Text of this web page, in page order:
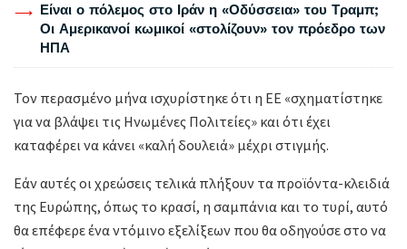
Είναι ο πόλεμος στο Ιράν η «Οδύσσεια» του Τραμπ;
Οι Αμερικανοί κωμικοί «στολίζουν» τον πρόεδρο των
ΗΠΑ
Τον περασμένο μήνα ισχυρίστηκε ότι η ΕΕ «σχηματίστηκε
για να βλάψει τις Ηνωμένες Πολιτείες» και ότι έχει
καταφέρει να κάνει «καλή δουλειά» μέχρι στιγμής.
Εάν αυτές οι χρεώσεις τελικά πλήξουν τα προϊόντα-κλειδιά
της Ευρώπης, όπως το κρασί, η σαμπάνια και το τυρί, αυτό
θα επέφερε ένα ντόμινο εξελίξεων που θα οδηγούσε στο να